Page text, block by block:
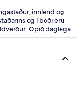
innlend og
og í boði eru
Opið daglega